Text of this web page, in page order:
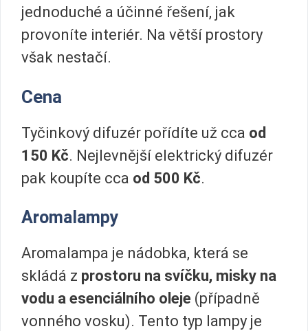
jednoduché a účinné řešení, jak
provoníte interiér. Na větší prostory
však nestačí.
Cena
Tyčinkový difuzér pořídíte už cca od
150 Kč. Nejlevnější elektrický difuzér
pak koupíte cca od 500 Kč.
Aromalampy
Aromalampa je nádobka, která se
skládá z prostoru na svíčku, misky na
vodu a esenciálního oleje (případně
vonného vosku). Tento typ lampy je